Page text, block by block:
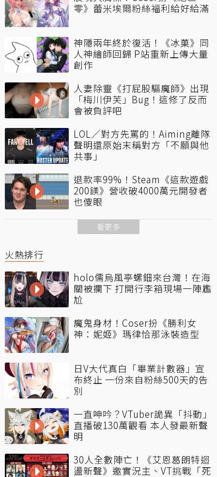
零》蕾米埃爾粉絲福利給好給滿
神隱兩年終於復活！《冰菓》同
人神繪師回歸 P站重新上傳大量
創作
人妻除靈《打屁股驅魔師》出現
「梅川伊芙」Bug！這修了反而
會被負評吧
LOL／對方先罵的！Aiming離隊
聲明還原始末稱對方「不願與他
共事」
退款率99%！Steam《這款遊戲
200鎂》營收破4000萬元開發者
也傻眼
看更多
火熱排行
holo儒烏風亭螺鈿來台灣！在海
關被攔下 打開行李箱現場一陣尷
尬
魔鬼身材！Coser扮《勝利女
神：妮姬》瑪律恰那泳裝造型
日V大代真白「畢業計數器」宣
布終止 一份來自粉絲500天的告
別
一直呻吟？VTuber詭異「抖動」
直播破130萬觀看 本人發最新聲
明
30人全數陣亡！《艾恩葛朗特迴
盪新聲》邀實況主、VT挑戰「死